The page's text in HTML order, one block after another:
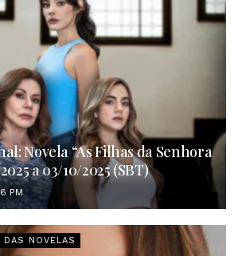
Novela “As Filhas da Senhora
a 03/10/2025 (SBT)
PM
DAS NOVELAS